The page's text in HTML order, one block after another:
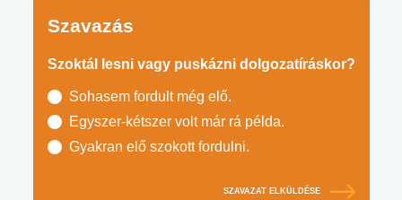
Szavazás
Szoktál lesni vagy puskázni dolgozatíráskor?
Sohasem fordult még elő.
Egyszer-kétszer volt már rá példa.
Gyakran elő szokott fordulni.
SZAVAZAT ELKÜLDÉSE